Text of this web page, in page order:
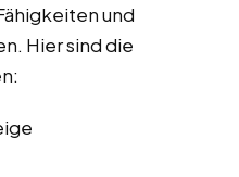
und
Hier sind die